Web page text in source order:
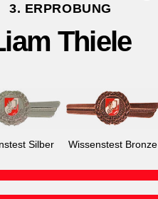
3. ERPROBUNG
Thiele
Silber Wissenstest Bronze